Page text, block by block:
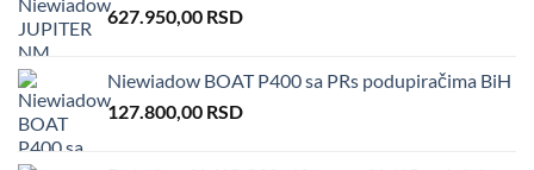
627.950,00 RSD
Niewiadow BOAT P400 sa PRs podupiračima BiH
127.800,00 RSD